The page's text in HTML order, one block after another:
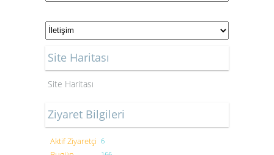
Site Haritası
Site Haritası
Ziyaret Bilgileri
Aktif Ziyaretçi 6